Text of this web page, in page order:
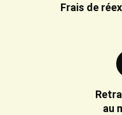
Frais de
au